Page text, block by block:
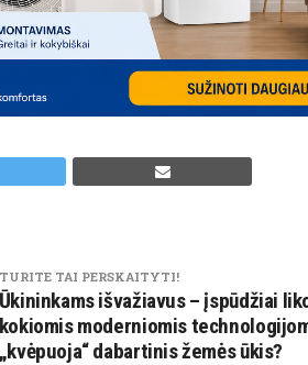
TURITE TAI PERSKAITYTI!
Ūkininkams išvažiavus – įspūdžiai
kokiomis moderniomis
„kvėpuoja“ dabartinis žemės ūkis?